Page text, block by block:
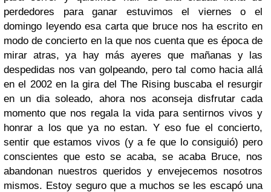
perdedores para ganar estuvimos el viernes o el
domingo leyendo esa carta que bruce nos ha escrito en
modo de concierto en la que nos cuenta que es época de
mirar atras, ya hay más ayeres que mañanas y las
despedidas nos van golpeando, pero tal como hacia allá
en el 2002 en la gira del The Rising buscaba el resurgir
en un dia soleado, ahora nos aconseja disfrutar cada
momento que nos regala la vida para sentirnos vivos y
honrar a los que ya no estan. Y eso fue el concierto,
sentir que estamos vivos (y a fe que lo consiguió) pero
conscientes que esto se acaba, se acaba Bruce, nos
abandonan nuestros queridos y envejecemos nosotros
mismos. Estoy seguro que a muchos se les escapó una